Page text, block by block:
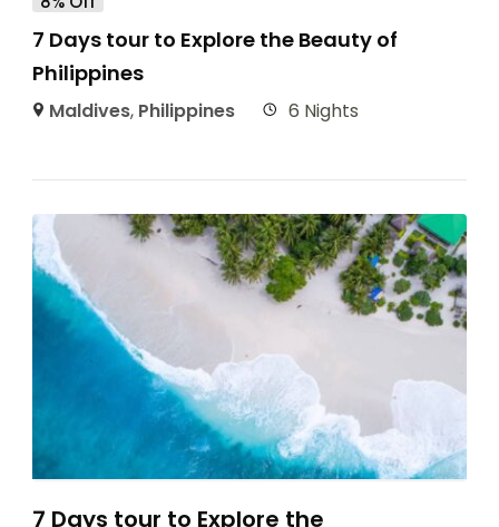
7 Days tour to Explore the Beauty of
Philippines
Maldives, Philippines 6 Nights
7 Days tour to Explore the